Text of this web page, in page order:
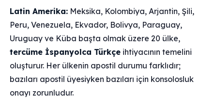
Latin Amerika: Meksika, Kolombiya, Arjantin, Şili,
Peru, Venezuela, Ekvador, Bolivya, Paraguay,
Uruguay ve Küba başta olmak üzere 20 ülke,
tercüme İspanyolca Türkçe ihtiyacının temelini
oluşturur. Her ülkenin apostil durumu farklıdır;
bazıları apostil üyesiyken bazıları için konsolosluk
onayı zorunludur.